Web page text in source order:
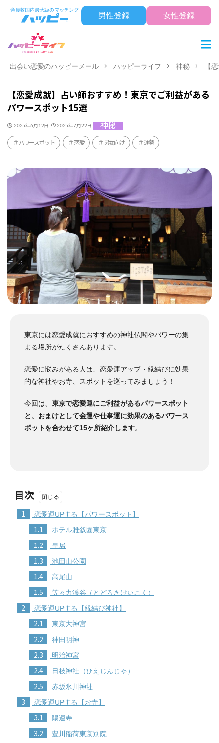
男性登録 女性登録
出会い恋愛のハッピーメール ハッピーライフ 神秘 【
【恋愛成就】占い師おすすめ！東京でご利益がある
パワースポット15選
2025年6月12日 2025年7月22日 神秘
パワースポット 恋愛 男女向け 運勢
東京には恋愛成就におすすめの神社仏閣やパワーの集
まる場所がたくさんあります。
恋愛に悩みがある人は、恋愛運アップ・縁結びに効果
的な神社やお寺、スポットを巡ってみましょう！
今回は、 東京で恋愛運にご利益があるパワースポット
と、おまけとして金運や仕事運に効果のあるパワース
ポットを合わせて15ヶ所紹介します。
目次
1 恋愛運UPする【パワースポット】
1.1 ホテル雅叙園東京
1.2 皇居
1.3 池田山公園
1.4 高尾山
1.5 等々力渓谷（とどろきけいこく）
2 恋愛運UPする【縁結び神社】
2.1 東京大神宮
2.2 神田明神
2.3 明治神宮
2.4 日枝神社（ひえじんじゃ）
2.5 赤坂氷川神社
3 恋愛運UPする【お寺】
3.1 陽運寺
3.2 豊川稲荷東京別院